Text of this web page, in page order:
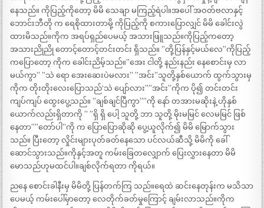
နေသည်။ ကိုပြည့်ကိုတော့ မိမိ သေချာ မကြည့်ရဲပါ။အပေါ် အဝတ်ဗလာနှင့်
ဘောင်းဘီတို က ရေစိုထားတာမို့ ကိုပြည့်ကို စကားပြောလျှင် မိမိ ခေါင်းလွဲ
ထားမိသည်။ကိုက အရပ်ရှည်ပေမယ့် အသားဖြူသည်။ကိုပြည့်ကတော့
အသားညိုညို တောင့်တောင့်တင်းတင်း ရှိသည်။ ”တို့ပြန်နှင့်မယ်လေ”ကိုပြည့်
ကပြောတော့ ကိုက ခေါင်းညိမ့်သည်။”အေး ငါတို့ နည်းနည်း နေစောင်းမှ လာ
မယ်ကွာ” ”သဲ ရော အေးဆေးပဲမလား” ”အင်း”သူတို့နှစ်ယောက် ထွက်သွားမှ
ကိုက တိုးတိုးလေးပြောသည်‘သဲ ပျော်လား””အင်း”ကိုက ပို၍ တင်းတင်း
ကျပ်ကျပ် ထွေးပွေ့သည်။ ”ချစ်ချင်ပြီကွာ””ကို နော် တအားမဆိုးနဲ့ ဟိုနှစ်
ယောက်လည်းရှိတာကို ” ”ရှိ ရှိ ပေါ့ သူတို့ ဘာ သူတို့ မိုးမမြင် လေမမြင် ဖြစ်
နေတာ””တော်ပါ”ကို က ပြောပြောဆိုဆို ပွေ့ယူလိုက်၍ မိမိ မြောက်သွား
သည်။ ပြီးတော့ လှိုင်းများပုတ်ခတ်နေသော ပင်လယ်ဆီသို့ မိမိကို ခေါ်
ဆောင်သွားသည်။ကိုနှင့်အတူ ကမ်းခြေတလျှောက် ပြေးလွှားနေတာ မိမိ
မောသည်ဟုမထင်ပါ။ချစ်လိုက်ရတာ ကိုရယ်။
ညနေ စောင်းခါနီးမှ မိမိတို့ ပြန်တက်ကြ သည်။ရေထဲ ဆင်းနေတုန်းက မသိသာ
ပေမယ့် ကမ်းပေါ်မှာတော့ လေတိုက်ခတ်မှုကြောင့် ချမ်းလာသည်။ကိုက